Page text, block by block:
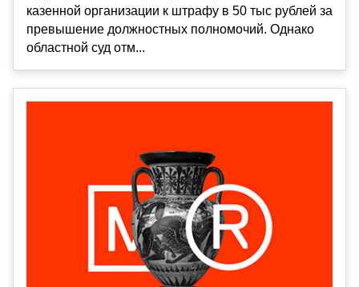
казенной организации к штрафу в 50 тыс рублей за
превышение должностных полномочий. Однако
областной суд отм...